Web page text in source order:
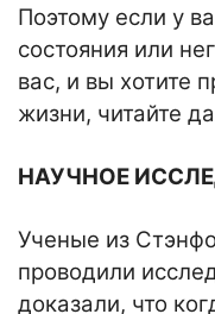
Поэтому если у
состояния или
вас, и вы хотите
жизни, читайте
НАУЧНОЕ
Ученые из
проводили
доказали, что